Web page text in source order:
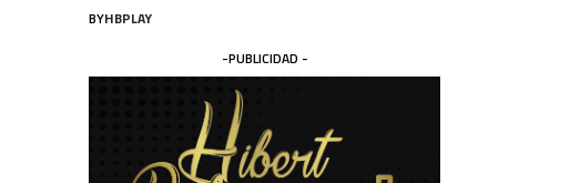
BYHBPLAY
-PUBLICIDAD -